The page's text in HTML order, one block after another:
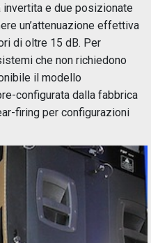
invertita e due posizionate
un’attenuazione effettiva
di oltre 15 dB. Per
che non richiedono
il modello
configurata dalla fabbrica
firing per configurazioni